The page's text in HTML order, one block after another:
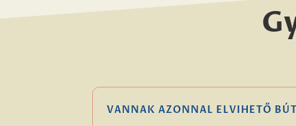
VANNAK AZONNAL ELVIHETŐ